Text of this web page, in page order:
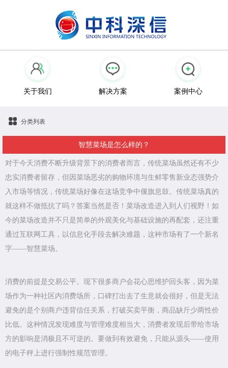
关于我们 解决方案 案例中心
分类列表
智慧菜场是怎么样的？
对于今天消费不断升级背景下的消费者而言，传统菜场虽然还有不少
忠实消费者留存，但因菜场恶劣的购物环境与生鲜零售新业态强势介
入市场等情况，传统菜场好像在这场竞争中偃旗息鼓。传统菜场真的
就这样不做抵抗了吗？答案当然是否！菜场改造进入到人们视野！如
今的菜场改造并不只是简单的外观美化与基础设施的再配套，还注重
通过互联网工具，以信息化手段去解决难题，这种市场有了一个新名
字——智慧菜场。
消费的前提是交易公平。现下很多商户会花心思维护回头客，因为菜
场作为一种社区内消费场所，口碑打出去了生意就会很好，但是无法
避免的是个别商户违背信任关系，打破买卖平衡，商品缺斤少两性价
比低。这种情况发现难度与管理难度相当大，消费者发现后带给市场
方的影响是消极且不可逆的。要做到有效避免，只能从源头——使用
的电子秤上进行强制性规范管理。